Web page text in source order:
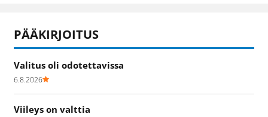
PÄÄKIRJOITUS
Valitus oli odotettavissa
6.8.2026
Viileys on valttia